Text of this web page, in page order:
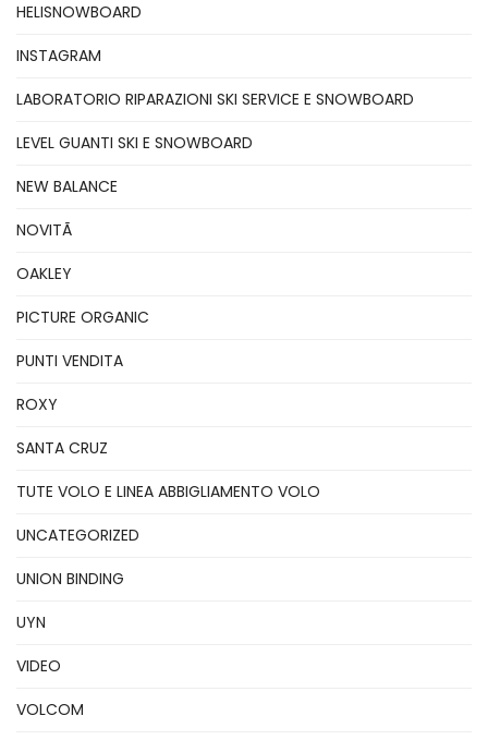
HELISNOWBOARD
INSTAGRAM
LABORATORIO RIPARAZIONI SKI SERVICE E SNOWBOARD
LEVEL GUANTI SKI E SNOWBOARD
NEW BALANCE
NOVITÃ
OAKLEY
PICTURE ORGANIC
PUNTI VENDITA
ROXY
SANTA CRUZ
TUTE VOLO E LINEA ABBIGLIAMENTO VOLO
UNCATEGORIZED
UNION BINDING
UYN
VIDEO
VOLCOM